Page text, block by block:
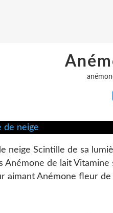
neige Scintille de sa
Anémone de lait
aimant Anémone fleur